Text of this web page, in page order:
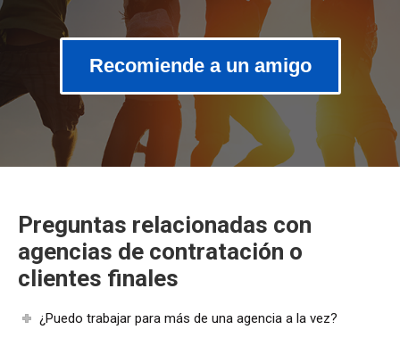
Recomiende a un amigo
Preguntas relacionadas con
agencias de contratación o
clientes finales
¿Puedo trabajar para más de una agencia a la vez?